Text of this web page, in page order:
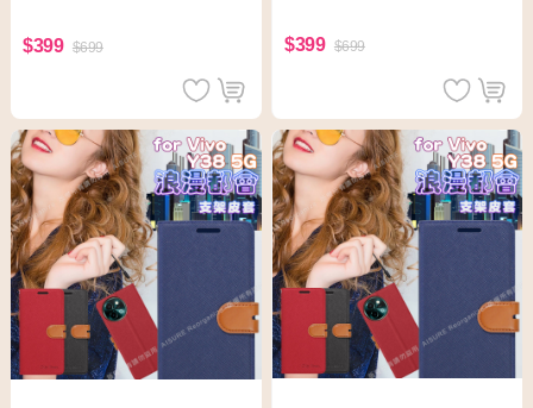
$399 $699 $399 $699